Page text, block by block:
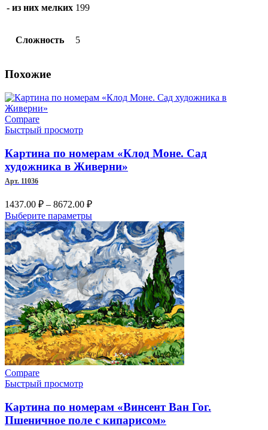
- из них мелких 199
Сложность 5
Похожие
Compare
Быстрый просмотр
Картина по номерам «Клод Моне. Сад
художника в Живерни»
Арт. 11036
1437.00 ₽ – 8672.00 ₽Диапазон
цен:
1437.00 ₽
–
8672.00 ₽
Выберите параметрыЭтот
товар
имеет
несколько
вариаций.
Опции
можно
выбрать
на
странице
товара.
Compare
Быстрый просмотр
Картина по номерам «Винсент Ван Гог.
Пшеничное поле с кипарисом»